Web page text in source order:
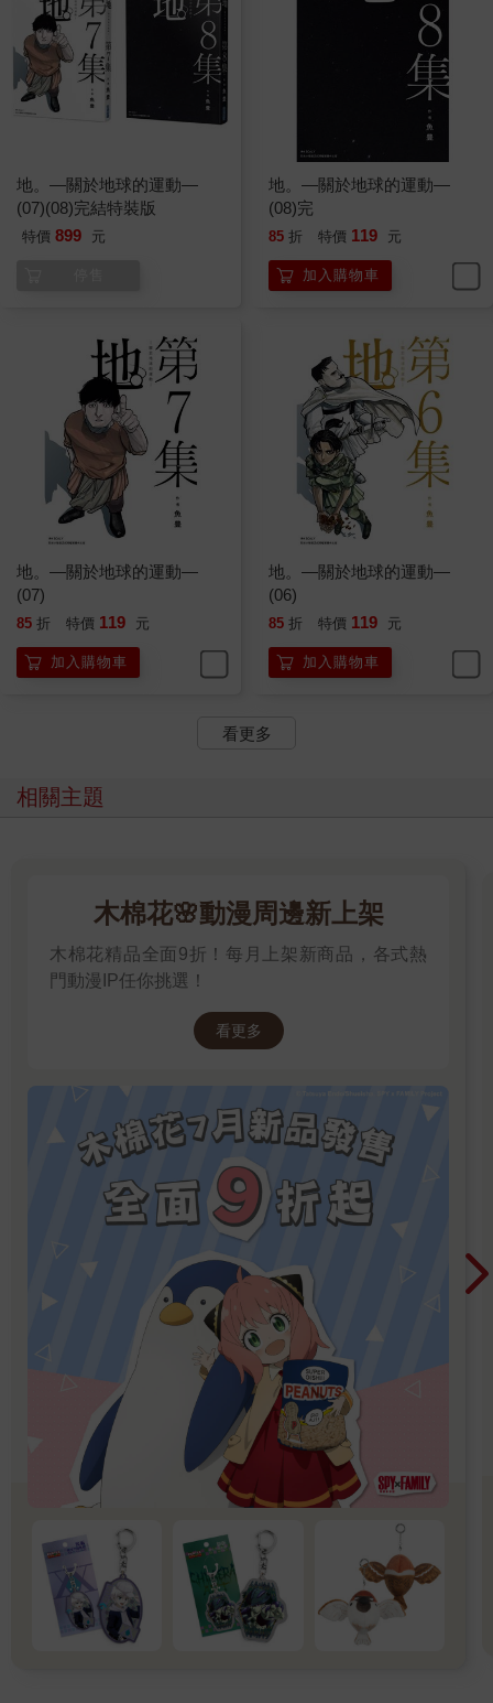
地。—關於地球的運動—
(07)(08)完結特裝版
特價 899 元
地。—關於地球的運動—
(08)完
85 折 特價 119 元
加入購物車
地。—關於地球的運動—
(07)
85 折 特價 119 元
加入購物車
地。—關於地球的運動—
(06)
85 折 特價 119 元
加入購物車
看更多
相關主題
木棉花🌸動漫周邊新上架
木棉花精品全面9折！每月上架新商品，各式熱
門動漫IP任你挑選！
看更多